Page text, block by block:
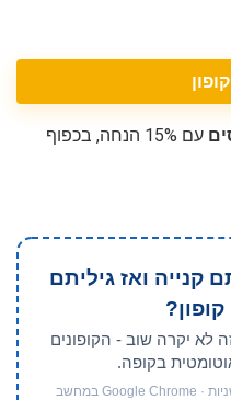
עם 15% הנחה, בכפוף
קנייה ואז גיליתם
לא יקרה שוב - הקופונים
בקופה.